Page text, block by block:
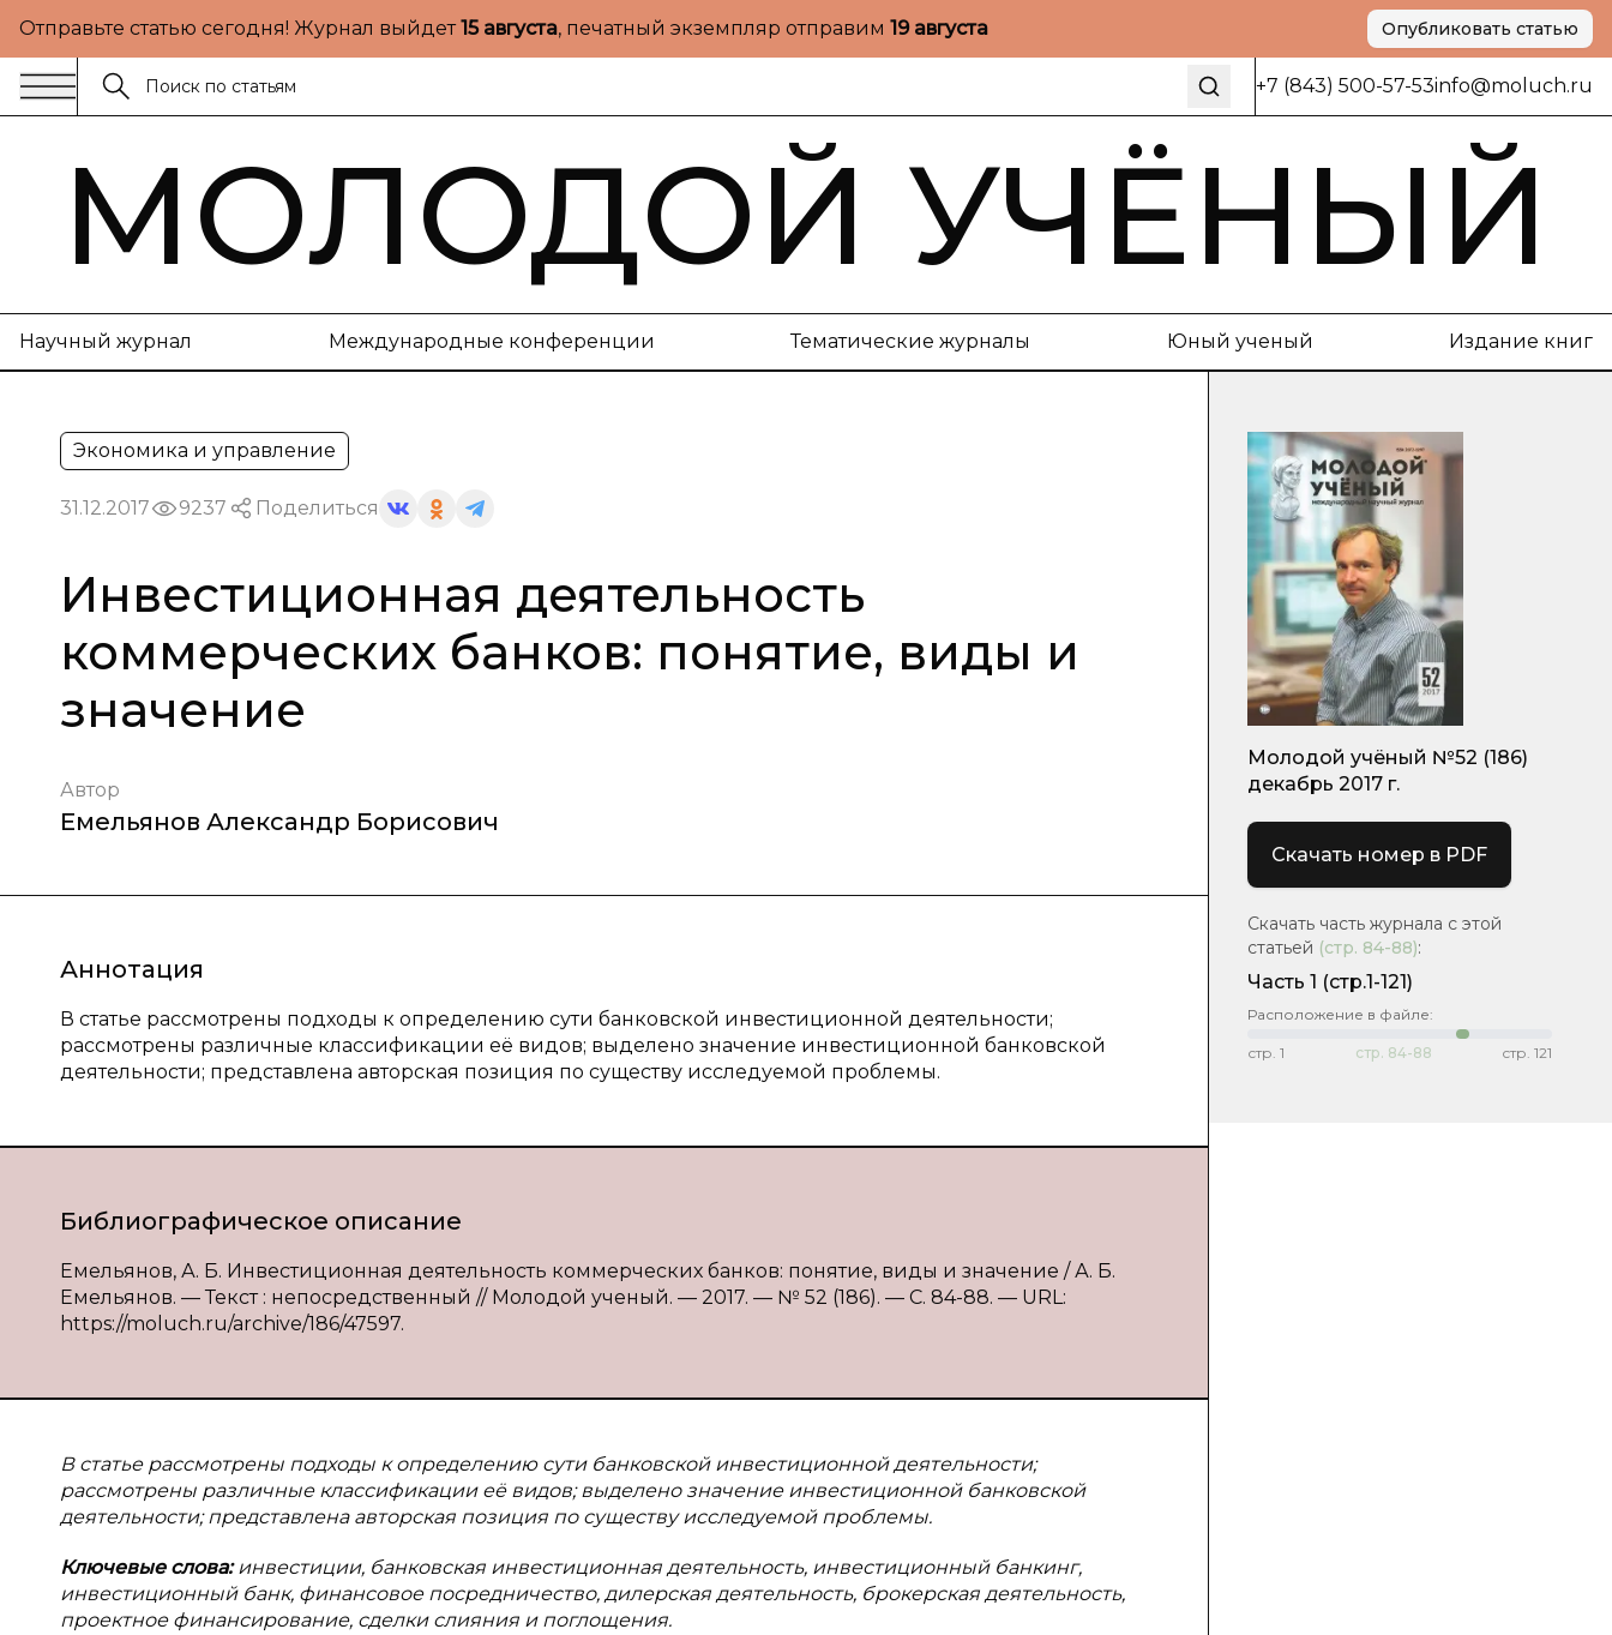
Отправьте статью сегодня! Журнал выйдет15 августа, печатный экземпляр отправим 19 августа Опубликовать статью
+7 (843) 500-57-53info@moluch.ru
МОЛОДОЙ УЧЁНЫЙ
Научный журнал Международные конференции Тематические журналы Юный ученый Издание книг
Экономика и управление
31.12.2017 9237 Поделиться
Инвестиционная деятельность
коммерческих банков: понятие, виды и
значение
Автор
Емельянов Александр Борисович
Аннотация
В статье рассмотрены подходы к определению сути банковской инвестиционной деятельности;
рассмотрены различные классификации её видов; выделено значение инвестиционной банковской
деятельности; представлена авторская позиция по существу исследуемой проблемы.
Библиографическое описание
Емельянов, А. Б. Инвестиционная деятельность коммерческих банков: понятие, виды и значение / А. Б.
Емельянов. — Текст : непосредственный // Молодой ученый. — 2017. — № 52 (186). — С. 84-88. — URL:
https://moluch.ru/archive/186/47597.
В статье рассмотрены подходы к определению сути банковской инвестиционной деятельности;
рассмотрены различные классификации её видов; выделено значение инвестиционной банковской
деятельности; представлена авторская позиция по существу исследуемой проблемы.
Ключевые слова:инвестиции, банковская инвестиционная деятельность, инвестиционный банкинг,
инвестиционный банк, финансовое посредничество, дилерская деятельность, брокерская деятельность,
проектное финансирование, сделки слияния и поглощения.
Молодой учёный №52 (186)
декабрь 2017 г.
Скачать номер в PDF
Скачать часть журнала с этой
статьей (стр. 84-88):
Часть 1 (стр.1-121)
Расположение в файле:
стр. 1 стр. 84-88 стр. 121